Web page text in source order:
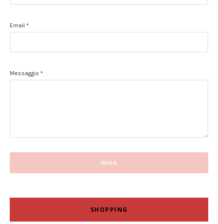
Email *
Messaggio *
SHOPPING